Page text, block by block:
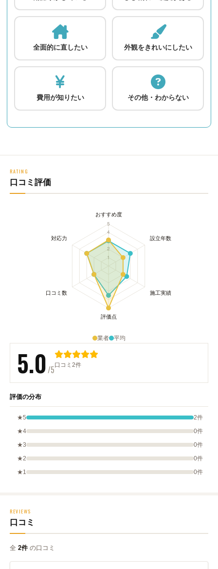
全面的に直したい 外観をきれいにしたい
費用が知りたい その他・わからない
RATING
口コミ評価
業者 平均
5.0/5口コミ2件
評価の分布
★5
2件
★4
0件
★3
0件
★2
0件
★1
0件
REVIEWS
口コミ
全 2件 の口コミ